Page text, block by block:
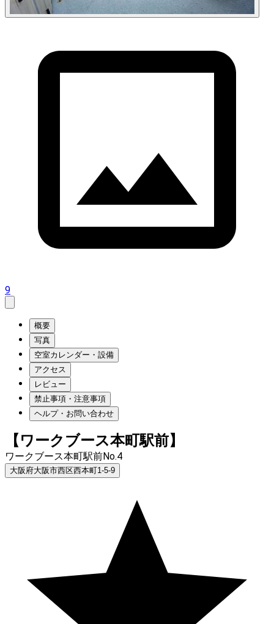
9
概要
写真
空室カレンダー・設備
アクセス
レビュー
禁止事項・注意事項
ヘルプ・お問い合わせ
【ワークブース本町駅前】
ワークブース本町駅前No.4
大阪府大阪市西区西本町1-5-9